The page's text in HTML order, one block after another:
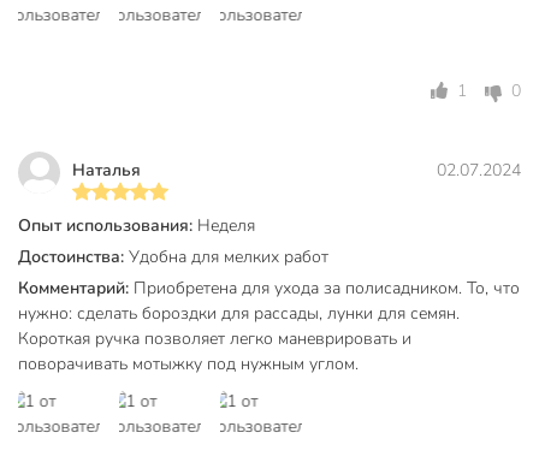
1 0
Наталья 02.07.2024
Опыт использования: Неделя
Достоинства: Удобна для мелких работ
Комментарий: Приобретена для ухода за полисадником. То, что
нужно: сделать бороздки для рассады, лунки для семян.
Короткая ручка позволяет легко маневрировать и
поворачивать мотыжку под нужным углом.